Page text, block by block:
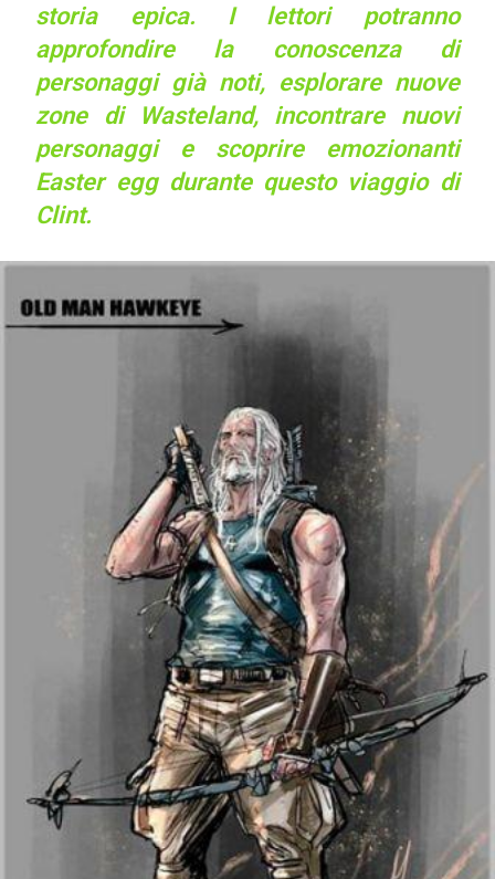
storia epica. I lettori potranno
approfondire la conoscenza di
personaggi già noti, esplorare nuove
zone di Wasteland, incontrare nuovi
personaggi e scoprire emozionanti
Easter egg durante questo viaggio di
Clint.